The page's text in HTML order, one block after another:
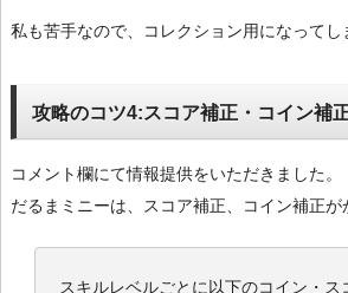
私も苦手なので、コレクション用になってし
攻略のコツ4:スコア補正・コイン補
コメント欄にて情報提供をいただきました。
だるまミニーは、スコア補正、コイン補正が
スキルレベルごとに以下のコイン・ス